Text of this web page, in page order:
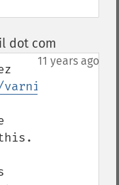
dot com
11 years ago